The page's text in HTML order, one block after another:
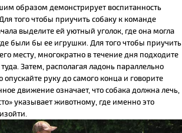
образом демонстрирует воспитанность
того чтобы приучить собаку к команде
выделите ей уютный уголок, где она могла
были бы ее игрушки. Для того чтобы приучить
месту, многократно в течение дня подходите
Затем, располагая ладонь параллельно
опускайте руку до самого конца и говорите
движение означает, что собака должна лечь,
указывает животному, где именно это